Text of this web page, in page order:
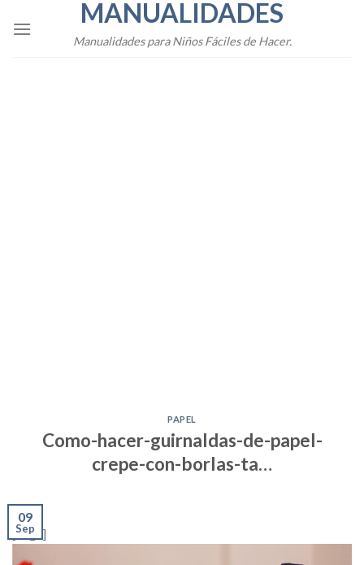
MANUALIDADES
Manualidades para Niños Fáciles de Hacer.
PAPEL
Como-hacer-guirnaldas-de-papel-
crepe-con-borlas-ta…
09
Sep
[ad_1]